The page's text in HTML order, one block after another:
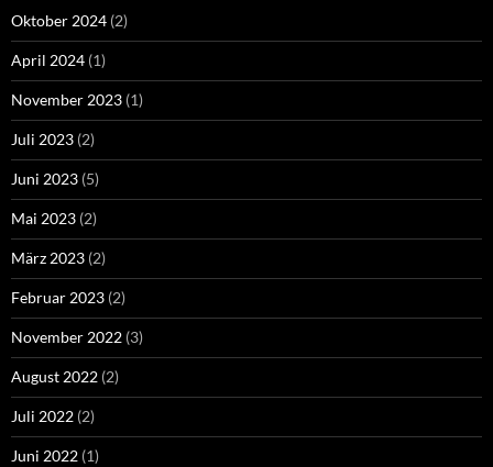
Oktober 2024 (2)
April 2024 (1)
November 2023 (1)
Juli 2023 (2)
Juni 2023 (5)
Mai 2023 (2)
März 2023 (2)
Februar 2023 (2)
November 2022 (3)
August 2022 (2)
Juli 2022 (2)
Juni 2022 (1)